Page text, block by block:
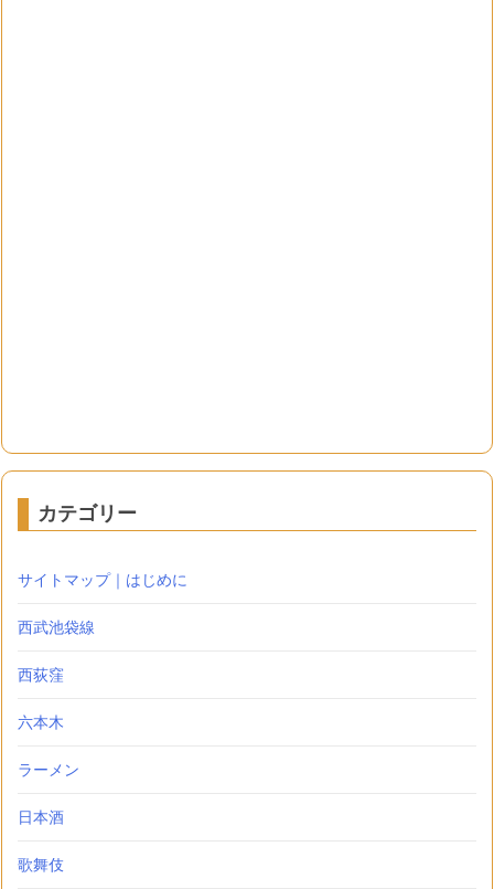
カテゴリー
サイトマップ｜はじめに
西武池袋線
西荻窪
六本木
ラーメン
日本酒
歌舞伎